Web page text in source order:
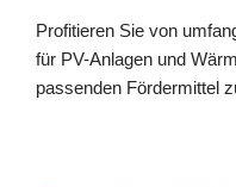
Profitieren Sie von
für PV-Anlagen und
passenden Fördermittel